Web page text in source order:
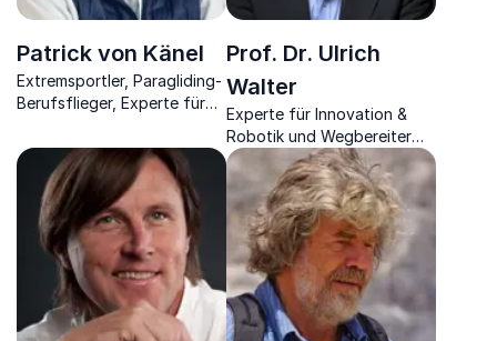
Patrick von Känel
Extremsportler, Paragliding-
Berufsflieger, Experte für
Fehler- & Risikomanagement
Prof. Dr. Ulrich
Walter
Experte für Innovation &
Robotik und Wegbereiter
der Raumfahrtforschung